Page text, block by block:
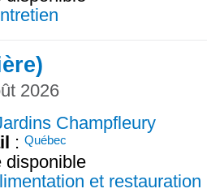
2026
Champfleury
: Québec
disponible
et restauration